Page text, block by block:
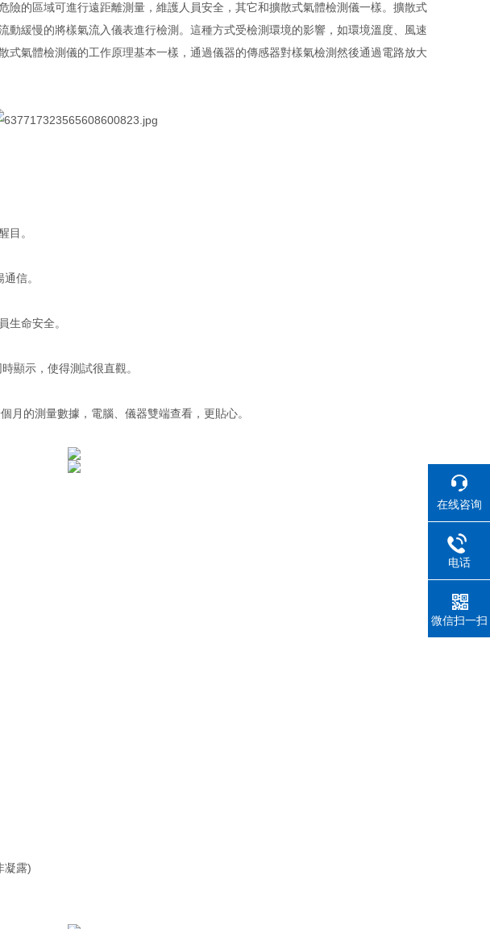
險的區域可進行遠距離測量，維護人員安全，其它和擴散式氣體檢測儀一樣。擴散式
動緩慢的將樣氣流入儀表進行檢測。這種方式受檢測環境的影響，如環境溫度、風速
式氣體檢測儀的工作原理基本一樣，通過儀器的傳感器對樣氣檢測然後通過電路放大
目。
信。
生命安全。
顯示，使得測試很直觀。
月的測量數據，電腦、儀器雙端查看，更貼心。
凝露)
在线咨询
电话
微信扫一扫